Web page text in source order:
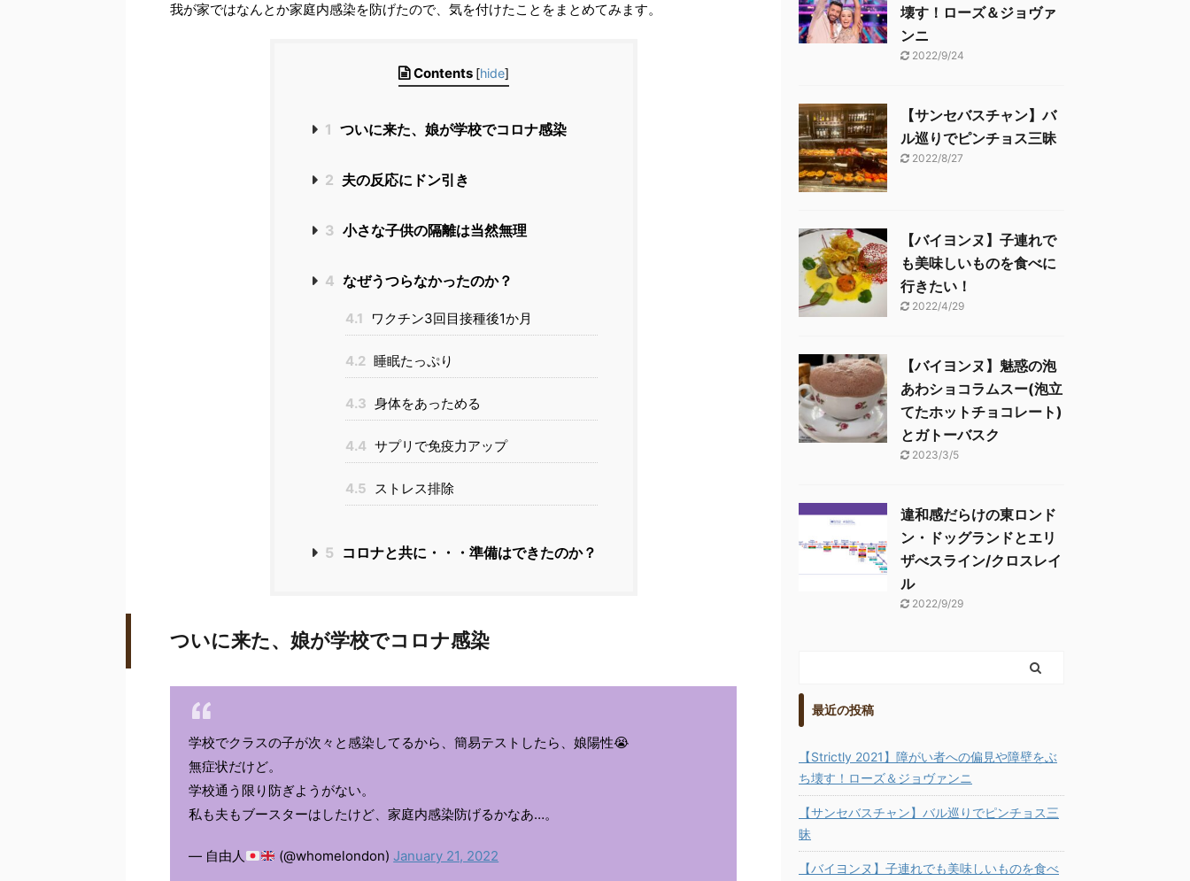
我が家ではなんとか家庭内感染を防げたので、気を付けたことをまとめてみます。
Contents [hide]
1 ついに来た、娘が学校でコロナ感染
2 夫の反応にドン引き
3 小さな子供の隔離は当然無理
4 なぜうつらなかったのか？
4.1 ワクチン3回目接種後1か月
4.2 睡眠たっぷり
4.3 身体をあっためる
4.4 サプリで免疫力アップ
4.5 ストレス排除
5 コロナと共に・・・準備はできたのか？
ついに来た、娘が学校でコロナ感染
学校でクラスの子が次々と感染してるから、簡易テストしたら、娘陽性😭
無症状だけど。
学校通う限り防ぎようがない。
私も夫もブースターはしたけど、家庭内感染防げるかなあ…。
— 自由人 (@whomelondon) January 21, 2022
壊す！ローズ＆ジョヴァ
ンニ
2022/9/24
【サンセバスチャン】バ
ル巡りでピンチョス三昧
2022/8/27
【バイヨンヌ】子連れで
も美味しいものを食べに
行きたい！
2022/4/29
【バイヨンヌ】魅惑の泡
あわショコラムスー(泡立
てたホットチョコレート)
とガトーバスク
2023/3/5
違和感だらけの東ロンド
ン・ドッグランドとエリ
ザべスライン/クロスレイ
ル
2022/9/29
最近の投稿
【Strictly 2021】障がい者への偏見や障壁をぶ
ち壊す！ローズ＆ジョヴァンニ
【サンセバスチャン】バル巡りでピンチョス三
昧
【バイヨンヌ】子連れでも美味しいものを食べ